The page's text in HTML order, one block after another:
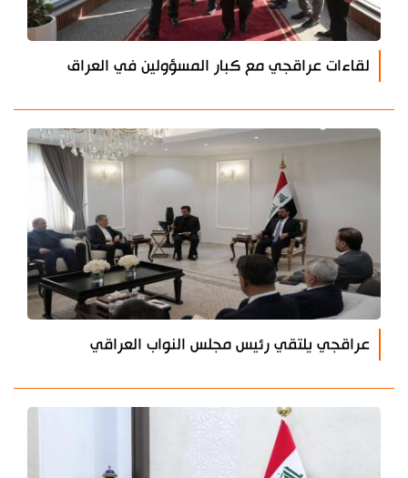
لقاءات عراقجي مع كبار المسؤولين في العراق
عراقجي يلتقي رئيس مجلس النواب العراقي